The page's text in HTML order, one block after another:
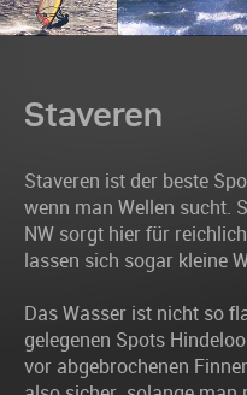
Staveren
Staveren ist der beste
wenn man Wellen sucht.
NW sorgt hier für
lassen sich sogar kleine
Das Wasser ist nicht so
gelegenen Spots
vor abgebrochenen